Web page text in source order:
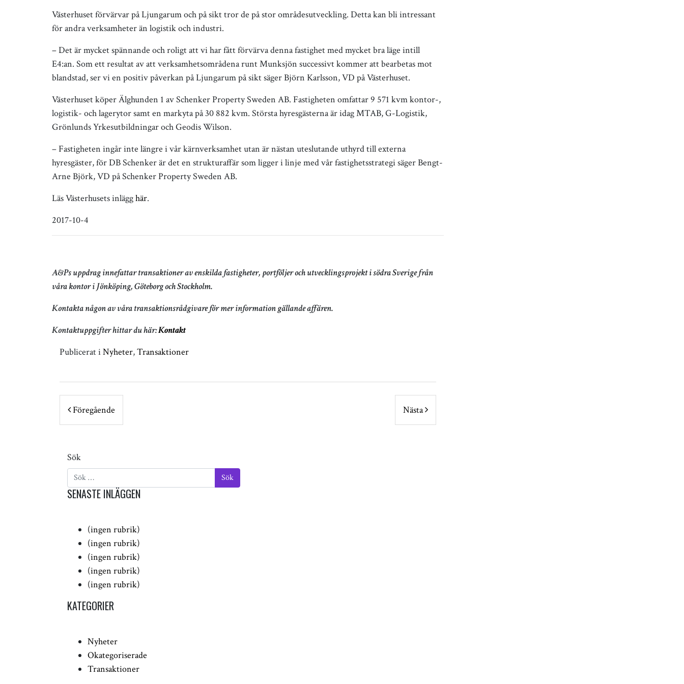
Västerhuset förvärvar på Ljungarum och på sikt tror de på stor områdesutveckling. Detta kan bli intressant
för andra verksamheter än logistik och industri.
– Det är mycket spännande och roligt att vi har fått förvärva denna fastighet med mycket bra läge intill
E4:an. Som ett resultat av att verksamhetsområdena runt Munksjön successivt kommer att bearbetas mot
blandstad, ser vi en positiv påverkan på Ljungarum på sikt säger Björn Karlsson, VD på Västerhuset.
Västerhuset köper Älghunden 1 av Schenker Property Sweden AB. Fastigheten omfattar 9 571 kvm kontor-,
logistik- och lagerytor samt en markyta på 30 882 kvm. Största hyresgästerna är idag MTAB, G-Logistik,
Grönlunds Yrkesutbildningar och Geodis Wilson.
– Fastigheten ingår inte längre i vår kärnverksamhet utan är nästan uteslutande uthyrd till externa
hyresgäster, för DB Schenker är det en strukturaffär som ligger i linje med vår fastighetsstrategi säger Bengt-
Arne Björk, VD på Schenker Property Sweden AB.
Läs Västerhusets inlägghär.
2017-10-4
A&Ps uppdrag innefattar transaktioner av enskilda fastigheter, portföljer och utvecklingsprojekt i södra Sverige från
våra kontor i Jönköping, Göteborg och Stockholm.
Kontakta någon av våra transaktionsrådgivare för mer information gällande affären.
Kontaktuppgifter hittar du här:Kontakt
Publicerat iNyheter,Transaktioner
POST NAVIGATION
Föregående Nästa
Sök
SENASTE INLÄGGEN
(ingen rubrik)
(ingen rubrik)
(ingen rubrik)
(ingen rubrik)
(ingen rubrik)
KATEGORIER
Nyheter
Okategoriserade
Transaktioner